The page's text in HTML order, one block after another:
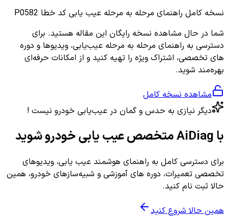
نسخه کامل راهنمای مرحله به مرحله عیب یابی کد خطا P0582
شما در حال مشاهده نسخه رایگان این مقاله هستید. برای
دسترسی به راهنمای مرحله به مرحله عیب‌یابی، ویدیوها و دوره
های تخصصی، اشتراک ویژه را تهیه کنید و از امکانات حرفه‌ای
بهره‌مند شوید.
مشاهده نسخه کامل
دیگر نیازی به حدس و گمان در عیب‌یابی خودرو نیست !
با AiDiag متخصص عیب یابی خودرو شوید
برای دسترسی کامل به راهنمای هوشمند عیب یابی، ویدیوهای
تخصصی تعمیرات، دوره های آموزشی و شبیه‌سازهای خودرو، همین
حالا ثبت نام کنید.
همین حالا شروع کنید